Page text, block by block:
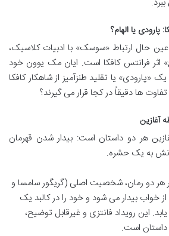
یا الهام؟
حال ارتباط «سوسک» با ادبیات کلاسیک،
اثر فرانتس کافکا است. ایان مک یوون خود
یا تقلید طنزآمیز از شاهکار کافکا
ها دقیقاً در کجا قرار می گیرند؟
آغازین
هر دو داستان است: بیدار شدن قهرمان
به یک حشره.
هر دو رمان، شخصیت اصلی (گریگور سامسا و
خواب بیدار می شود و خود را در کالبد یک
این رویداد فانتزی و غیرقابل توضیح،
است.